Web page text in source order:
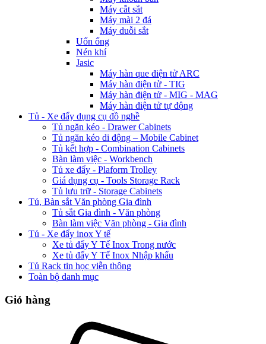
Máy cắt sắt
Máy mài 2 đá
Máy duỗi sắt
Uốn ống
Nén khí
Jasic
Máy hàn que điện tử ARC
Máy hàn điện tử - TIG
Máy hàn điện tử - MIG - MAG
Máy hàn điện tử tự động
Tủ - Xe đẩy dụng cụ đồ nghề
Tủ ngăn kéo - Drawer Cabinets
Tủ ngăn kéo di động – Mobile Cabinet
Tủ kết hợp - Combination Cabinets
Bàn làm việc - Workbench
Tủ xe đẩy - Plaform Trolley
Giá dụng cụ - Tools Storage Rack
Tủ lưu trữ - Storage Cabinets
Tủ, Bàn sắt Văn phòng Gia đình
Tủ sắt Gia đình - Văn phòng
Bàn làm việc Văn phòng - Gia đình
Tủ - Xe đẩy inox Y tế
Xe tủ đẩy Y Tế Inox Trong nước
Xe tủ đẩy Y Tế Inox Nhập khẩu
Tủ Rack tin học viễn thông
Toàn bộ danh mục
Giỏ hàng